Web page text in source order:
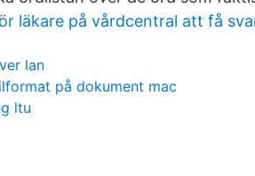
läkare på vårdcentral att få
lan
på dokument mac
ltu